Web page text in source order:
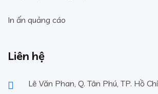
In ấn quảng cáo
Liên hệ
Lê Văn Phan, Q. Tân Phú, TP. Hồ